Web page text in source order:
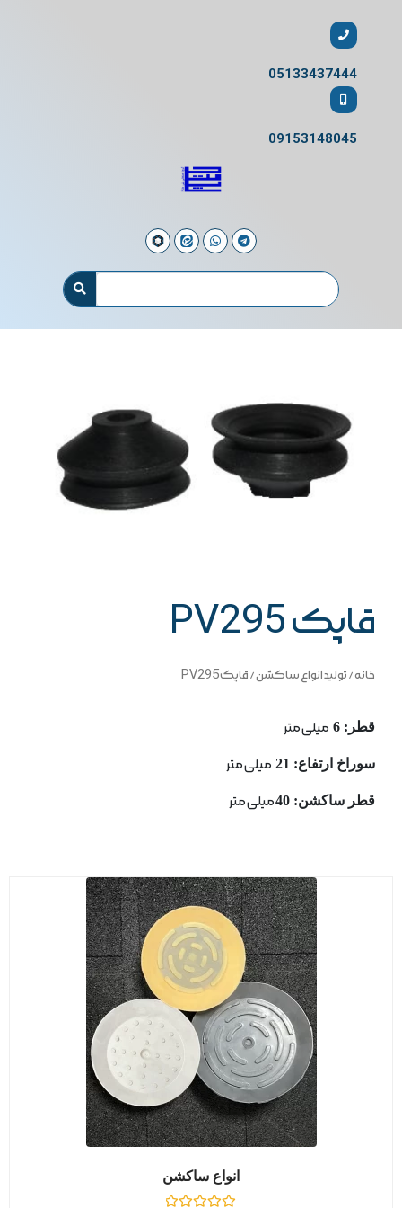
05133437444
09153148045
قاپک PV295
خانه/تولید انواع ساکشن/ قاپک PV295
قطر: 6 میلی متر
سوراخ ارتفاع: 21 میلی متر
قطر ساكشن: 40 میلی متر
انواع ساکشن